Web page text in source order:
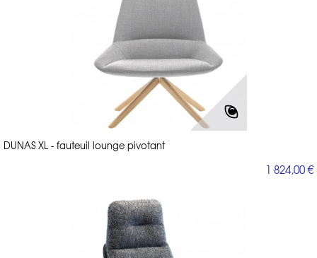
DUNAS XL - fauteuil lounge pivotant
1 824,00 €